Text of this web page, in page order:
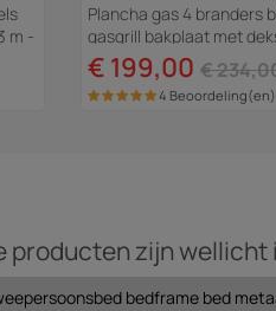
m -
Plancha gas 4 branders
gasgrill bakplaat met
"Fasto" - 10 kW - Grijs
€ 199,00 €
4 Beoordeling(en)
producten zijn
bedframe bed